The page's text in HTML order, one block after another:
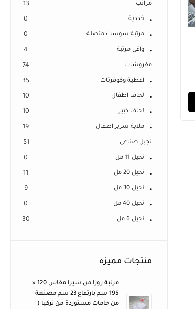
مراتب 13
خددية 0
مرتبة سوست متصلة 0
واقى مرتبة 4
مفروشات 74
اغطية وكوفرتات 35
لحاف اطفال 10
لحاف كبير 10
ملاية سرير اطفال 19
نجيل صناعى 51
نجيل 11 مل 0
نجيل 20 مل 11
نجيل 30 مل 9
نجيل 40 مل 0
نجيل 6 مل 30
منتجات مميزه
مرتبة روزا من سيرا مقاس 120 ×
195 سم بارتفاع 23 سم مصنعة
من خامات مستوردة من تركيا (